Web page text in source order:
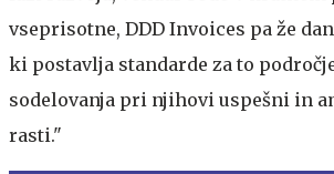
vseprisotne, DDD Invoices pa že
ki postavlja standarde za to
sodelovanja pri njihovi uspešni in
rasti."